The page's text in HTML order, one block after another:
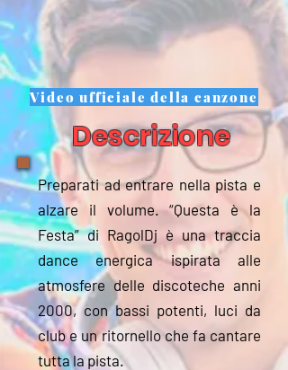
Video ufficiale della canzone
Descrizione
Preparati ad entrare nella pista e
alzare il volume. “Questa è la
Festa” di RagolDj è una traccia
dance energica ispirata alle
atmosfere delle discoteche anni
2000, con bassi potenti, luci da
club e un ritornello che fa cantare
tutta la pista.